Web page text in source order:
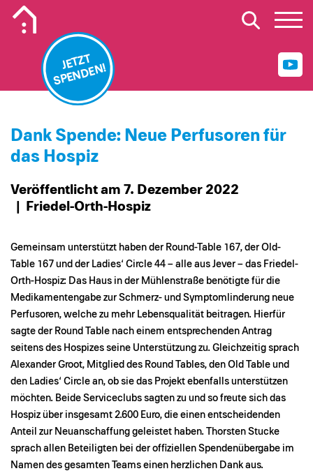
JETZT
SPENDEN!
Dank Spende: Neue Perfusoren für
das Hospiz
Veröffentlicht am 7. Dezember 2022
| Friedel-Orth-Hospiz
Gemeinsam unterstützt haben der Round-Table 167, der Old-
Table 167 und der Ladies‘ Circle 44 – alle aus Jever – das Friedel-
Orth-Hospiz: Das Haus in der Mühlenstraße benötigte für die
Medikamentengabe zur Schmerz- und Symptomlinderung neue
Perfusoren, welche zu mehr Lebensqualität beitragen. Hierfür
sagte der Round Table nach einem entsprechenden Antrag
seitens des Hospizes seine Unterstützung zu. Gleichzeitig sprach
Alexander Groot, Mitglied des Round Tables, den Old Table und
den Ladies‘ Circle an, ob sie das Projekt ebenfalls unterstützen
möchten. Beide Serviceclubs sagten zu und so freute sich das
Hospiz über insgesamt 2.600 Euro, die einen entscheidenden
Anteil zur Neuanschaffung geleistet haben. Thorsten Stucke
sprach allen Beteiligten bei der offiziellen Spendenübergabe im
Namen des gesamten Teams einen herzlichen Dank aus.
Mobiles Logo Mission Lebenshaus